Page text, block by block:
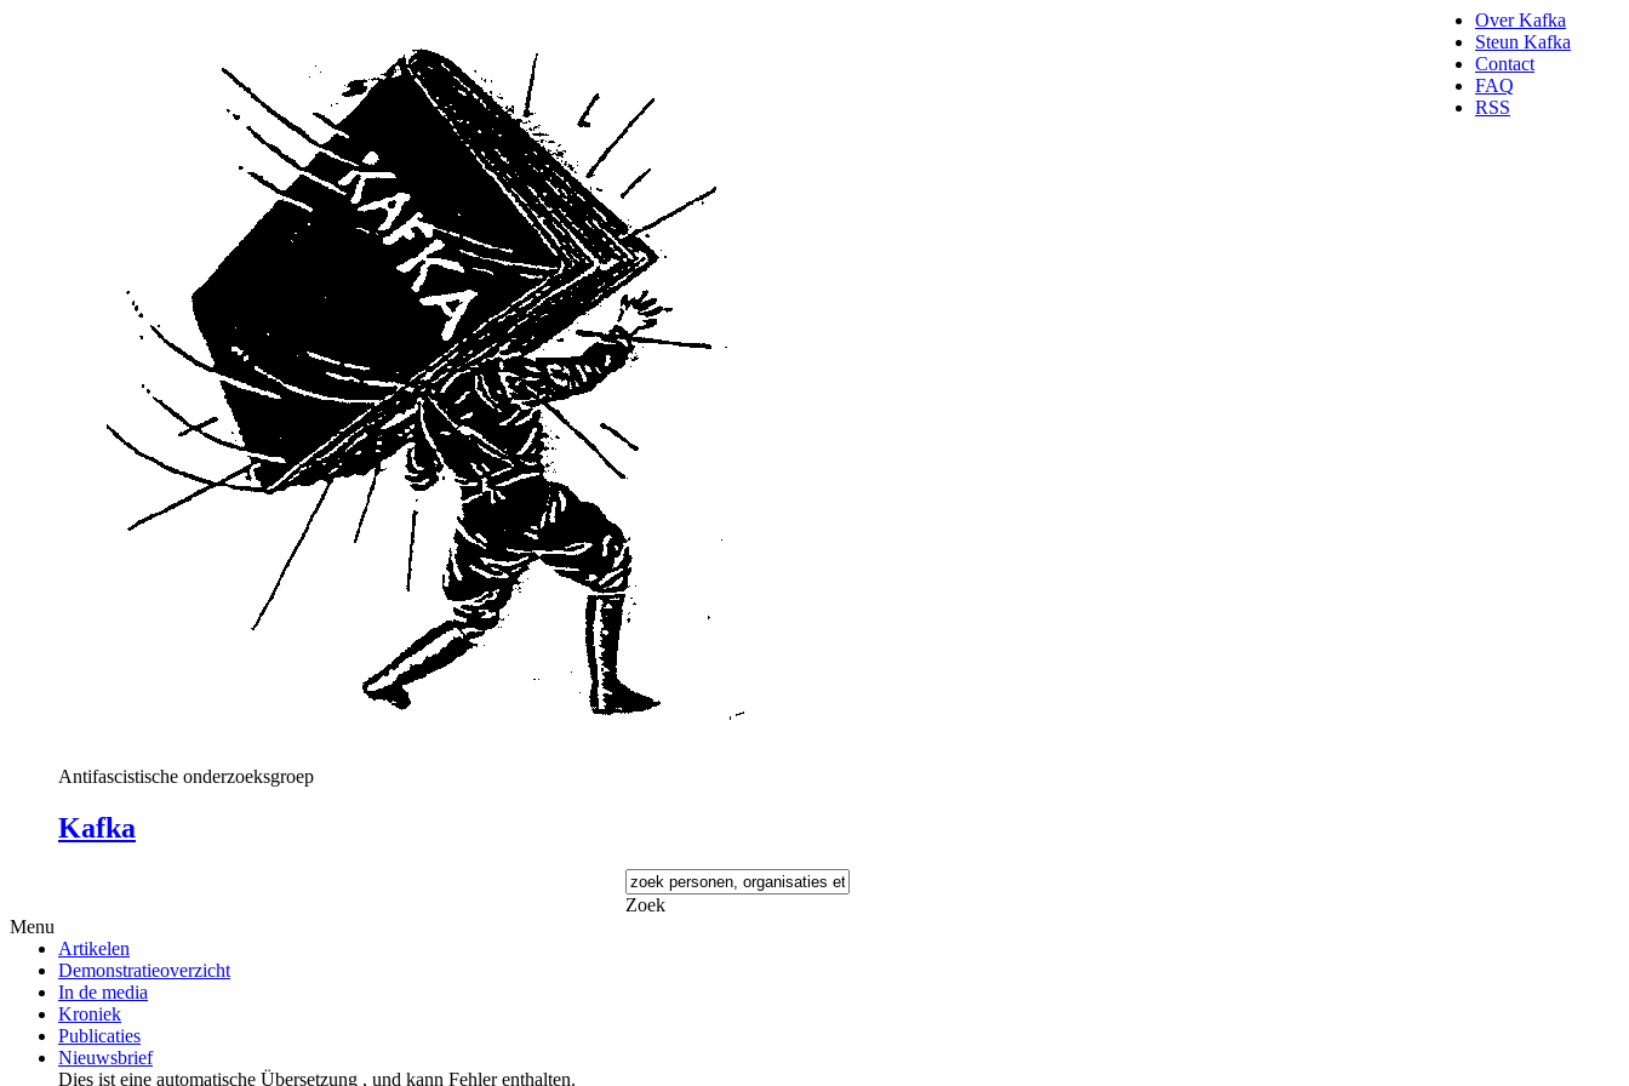
Antifascistische onderzoeksgroep
Kafka
Over Kafka
Steun Kafka
Contact
FAQ
RSS
Zoek
Menu
Artikelen
Demonstratieoverzicht
In de media
Kroniek
Publicaties
Nieuwsbrief
Dies ist eine automatische Übersetzung , und kann Fehler enthalten.